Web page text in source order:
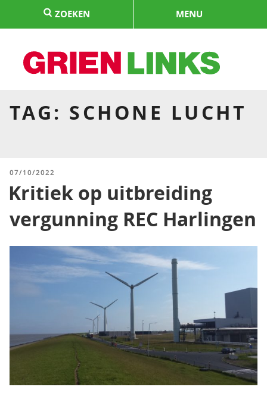
springen
ZOEKEN MENU
TAG: SCHONE LUCHT
GEPLAATST
07/10/2022
Kritiek op uitbreiding
vergunning REC Harlingen